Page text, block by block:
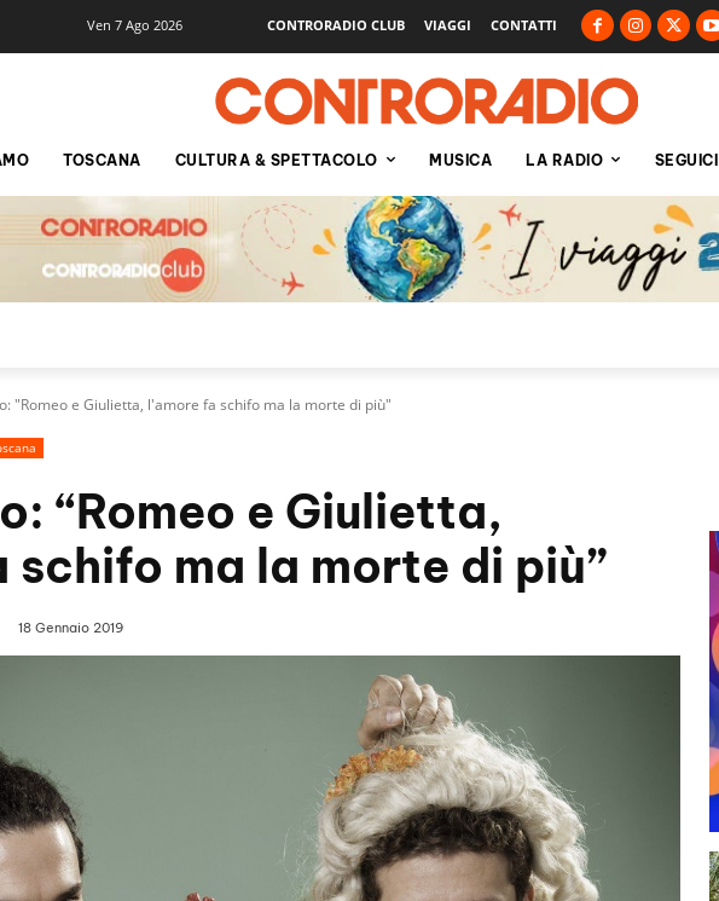
Ven 7 Ago 2026 CONTRORADIO CLUB VIAGGI CONTATTI
TOSCANA CULTURA & SPETTACOLO MUSICA LA RADIO SEGUICI
"Romeo e Giulietta, l'amore fa schifo ma la morte di più"
“Romeo e Giulietta,
schifo ma la morte di più”
18 Gennaio 2019